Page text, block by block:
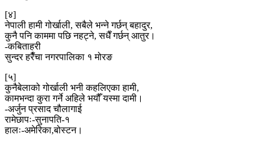
[४]
नेपाली हामी गोर्खाली, सबैले भन्ने गर्छन् बहादुर,
कुनै पनि काममा पछि नहट्ने, सधैँ गर्छन् आतुर।
-कबिताहरी
सुन्दर हरैँचा नगरपालिका १ मोरङ
[५]
कुनैबेलाको गोर्खाली भनी कहलिएका हामी,
कामभन्दा कुरा गर्ने अहिले भयौँ यस्मा दामी।
-अर्जुन प्रसाद चौलागाई
रामेछापः-सुनापति-१
हालः-अमेरिका,बोस्टन।